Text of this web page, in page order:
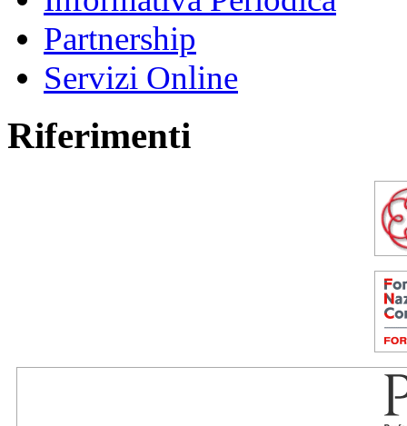
Partnership
Servizi Online
Riferimenti